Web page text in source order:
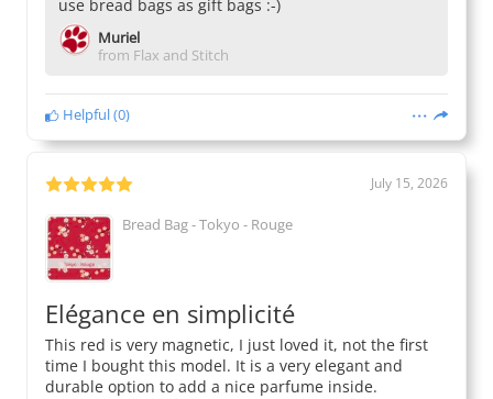
use bread bags as gift bags :-)
Muriel
from Flax and Stitch
Helpful(0)
July 15, 2026
Bread Bag - Tokyo - Rouge
Elégance en simplicité
This red is very magnetic, I just loved it, not the first
time I bought this model. It is a very elegant and
durable option to add a nice parfume inside.